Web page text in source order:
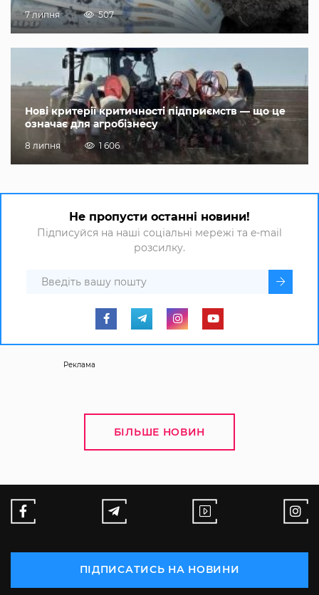
7 липня 507
Нові критерії критичності підприємств — що це
означає для агробізнесу
8 липня 1 606
Не пропусти останні новини!
Підписуйся на наші соціальні мережі та e-mail
розсилку.
Реклама
БІЛЬШЕ НОВИН
ПІДПИСАТИСЬ НА НОВИНИ